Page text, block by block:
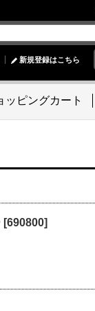
新規登録はこちら
ッピングカート
[690800]